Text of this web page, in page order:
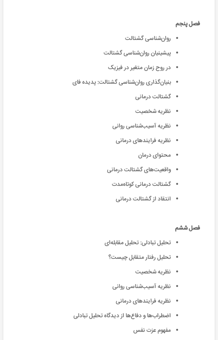
فصل پنجم
روان‌شناسی گشتالت
پیشینیان روان‌شناسی گشتالت
در روح زمان متغیر در فیزیک
بنیان‌گذاری روان‌شناسی گشتالت: پدیده فای
گشتالت درمانی
نظریه شخصیت
نظریه آسیب‌شناسی روانی
نظریه فرایندهای درمانی
محتوای درمان
واقعیت‌های گشتالت درمانی
گشتالت درمانی کوتاه‌مدت
انتقاد از گشتالت درمانی
فصل ششم
تحلیل تبادلی: تحلیل مقابله‌ای
تحلیل رفتار متقابل چیست؟
نظریه شخصیت
نظریه آسیب‌شناسی روانی
نظریه فرایندهای درمانی
اضطراب‌ها و دفاع‌ها از دیدگاه تحلیل تبادلی
مفهوم عزت نفس